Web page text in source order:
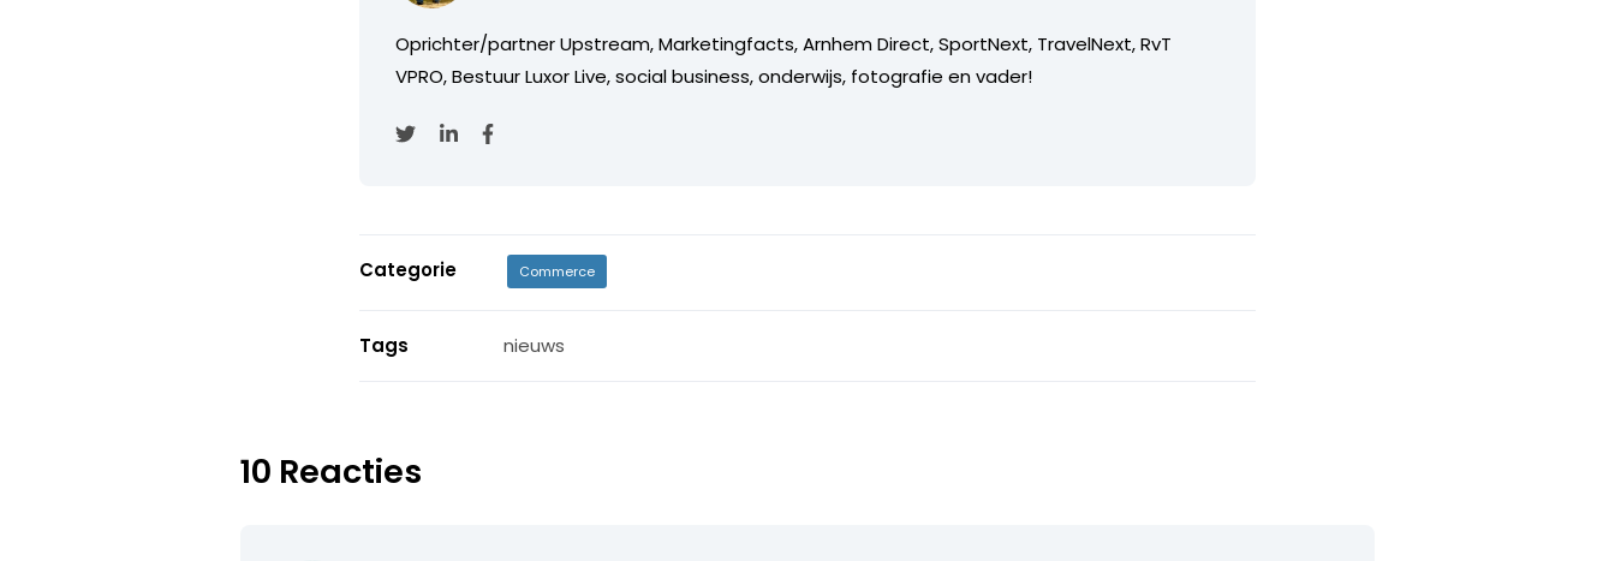
Oprichter/partner Upstream, Marketingfacts, Arnhem Direct, SportNext, TravelNext, RvT
VPRO, Bestuur Luxor Live, social business, onderwijs, fotografie en vader!
Categorie Commerce
Tags nieuws
10 Reacties